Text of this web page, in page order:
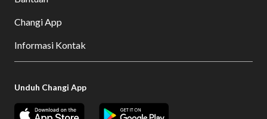
Changi App
Informasi Kontak
Unduh Changi App